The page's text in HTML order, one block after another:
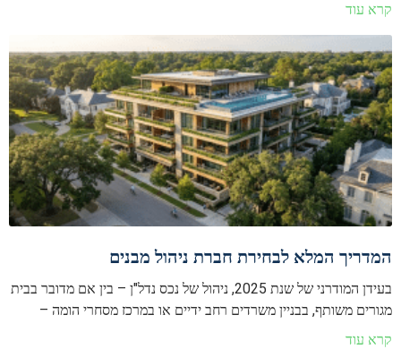
קרא עוד
המדריך המלא לבחירת חברת ניהול מבנים
בעידן המודרני של שנת 2025, ניהול של נכס נדל"ן – בין אם מדובר בבית
מגורים משותף, בבניין משרדים רחב ידיים או במרכז מסחרי הומה –
קרא עוד